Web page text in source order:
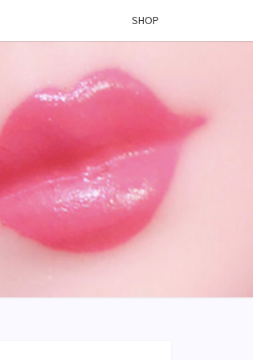
SHOP
DE